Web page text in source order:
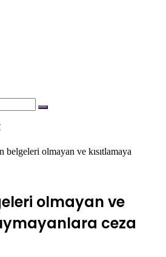
Arama
belgeleri olmayan ve kısıtlamaya
olmayan ve
ceza